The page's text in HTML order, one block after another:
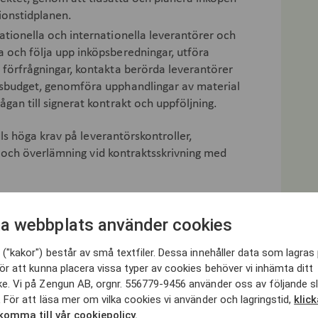
och internationella leverantörer och
och följa upp inköpsberedningar, utföra
förfrågningar, kontakta berörda leverantörer
genomföra upphandlingar av material
till signerat kontrakt och uppföljning.
höga krav på leverantörskontroller,
överlämning vid kontraktsskrivning med
projektledning, supply chain eller
som bedöms likvärdig.
i byggbranschen.
dig väl på både svenska och engelska.
hållbarhetsperspektiv.
webbplats använder cookies
består av små textfiler. Dessa innehåller data som lagras
att kunna placera vissa typer av cookies behöver vi inhämta ditt
Vi på Zengun AB, orgnr. 556779-9456 använder oss av följande
För att läsa mer om vilka cookies vi använder och lagringstid,
till vår cookiepolicy.